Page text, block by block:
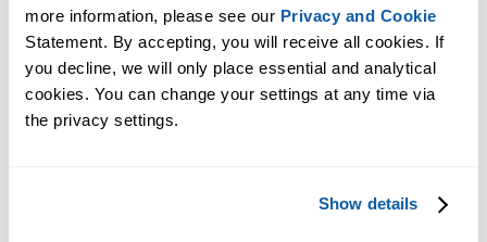
more information, please see our Privacy and Cookie
Statement. By accepting, you will receive all cookies. If
you decline, we will only place essential and analytical
cookies. You can change your settings at any time via
the privacy settings.
Show details